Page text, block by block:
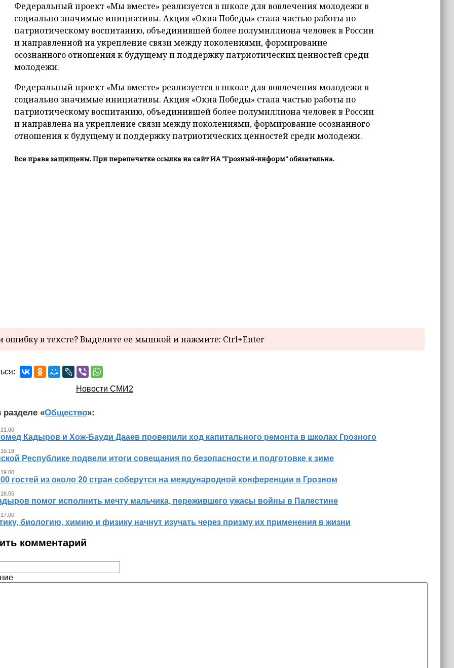
Федеральный проект «Мы вместе» реализуется в школе для вовлечения молодежи в
социально значимые инициативы. Акция «Окна Победы» стала частью работы по
патриотическому воспитанию, объединившей более полумиллиона человек в России
и направленной на укрепление связи между поколениями, формирование
осознанного отношения к будущему и поддержку патриотических ценностей среди
молодежи.
Федеральный проект «Мы вместе» реализуется в школе для вовлечения молодежи в
социально значимые инициативы. Акция «Окна Победы» стала частью работы по
патриотическому воспитанию, объединившей более полумиллиона человек в России
и направлена на укрепление связи между поколениями, формирование осознанного
отношения к будущему и поддержку патриотических ценностей среди молодежи.
Все права защищены. При перепечатке ссылка на сайт ИА "Грозный-информ" обязательна.
в тексте? Выделите ее мышкой и нажмите: Ctrl+Enter
Новости СМИ2
разделе «Общество»:
Кадыров и Хож-Бауди Дааев проверили ход капитального ремонта в школах Грозного
Республике подвели итоги совещания по безопасности и подготовке к зиме
гостей из около 20 стран соберутся на международной конференции в Грозном
помог исполнить мечту мальчика, пережившего ужасы войны в Палестине
биологию, химию и физику начнут изучать через призму их применения в жизни
комментарий